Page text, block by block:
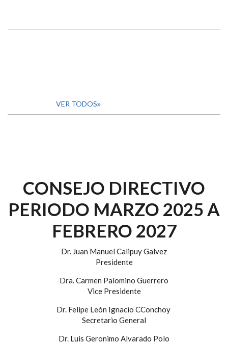
VER TODOS
CONSEJO DIRECTIVO
PERIODO MARZO 2025 A
FEBRERO 2027
Dr. Juan Manuel Calipuy Galvez
Presidente
Dra. Carmen Palomino Guerrero
Vice Presidente
Dr. Felipe León Ignacio CConchoy
Secretario General
Dr. Luis Geronimo Alvarado Polo